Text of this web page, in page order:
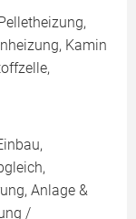
Kamin
Anlage &
/